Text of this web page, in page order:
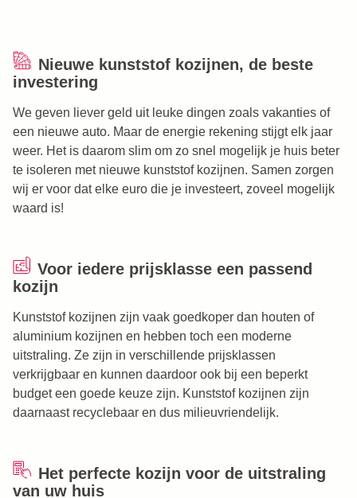
Nieuwe kunststof kozijnen, de beste
investering
We geven liever geld uit leuke dingen zoals vakanties of
een nieuwe auto. Maar de energie rekening stijgt elk jaar
weer. Het is daarom slim om zo snel mogelijk je huis beter
te isoleren met nieuwe kunststof kozijnen. Samen zorgen
wij er voor dat elke euro die je investeert, zoveel mogelijk
waard is!
Voor iedere prijsklasse een passend
kozijn
Kunststof kozijnen zijn vaak goedkoper dan houten of
aluminium kozijnen en hebben toch een moderne
uitstraling. Ze zijn in verschillende prijsklassen
verkrijgbaar en kunnen daardoor ook bij een beperkt
budget een goede keuze zijn. Kunststof kozijnen zijn
daarnaast recyclebaar en dus milieuvriendelijk.
Het perfecte kozijn voor de uitstraling
van uw huis